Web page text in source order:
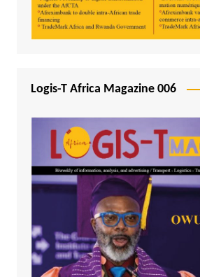
Logis-T Africa Magazine 006